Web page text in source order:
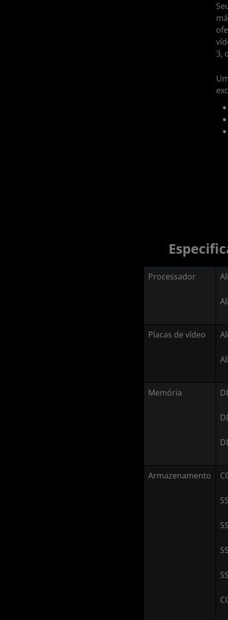
3,
Processador
Placas de vídeo
Memória
Armazenamento